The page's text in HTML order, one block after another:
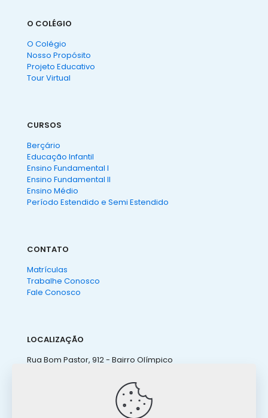
O COLÉGIO
O Colégio
Nosso Propósito
Projeto Educativo
Tour Virtual
CURSOS
Berçário
Educação Infantil
Ensino Fundamental I
Ensino Fundamental II
Ensino Médio
Período Estendido e Semi Estendido
CONTATO
Matrículas
Trabalhe Conosco
Fale Conosco
LOCALIZAÇÃO
Rua Bom Pastor, 912 - Bairro Olímpico
ateneu@ateneu.com.br